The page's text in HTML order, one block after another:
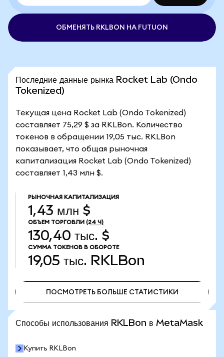
ОБМЕНЯТЬ RKLBON НА FUTUON
Последние данные рынка Rocket Lab (Ondo
Tokenized)
Текущая цена Rocket Lab (Ondo Tokenized)
составляет 75,29 $ за RKLBon. Количество
токенов в обращении 19,05 тыс. RKLBon
показывает, что общая рыночная
капитализация Rocket Lab (Ondo Tokenized)
составляет 1,43 млн $.
РЫНОЧНАЯ КАПИТАЛИЗАЦИЯ
1,43 млн $
ОБЪЕМ ТОРГОВЛИ (24 Ч)
130,40 тыс. $
СУММА ТОКЕНОВ В ОБОРОТЕ
19,05 тыс. RKLBon
ПОСМОТРЕТЬ БОЛЬШЕ СТАТИСТИКИ
Способы использования RKLBon в MetaMask
Купить RKLBon